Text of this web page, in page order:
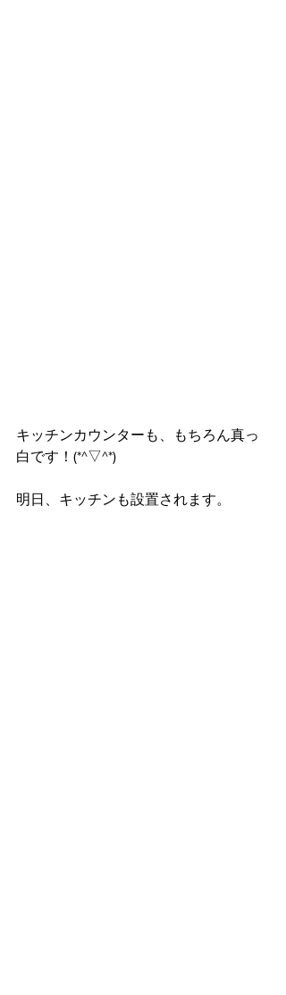
キッチンカウンターも、もちろん真っ
白です！(*^▽^*)
明日、キッチンも設置されます。